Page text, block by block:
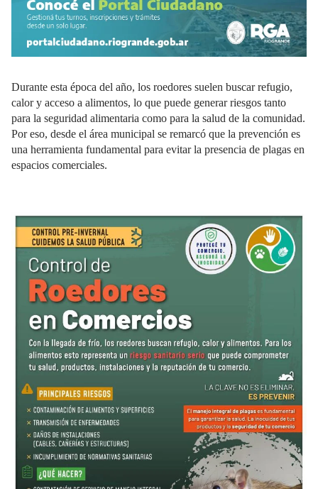
Durante esta época del año, los roedores suelen buscar refugio,
calor y acceso a alimentos, lo que puede generar riesgos tanto
para la seguridad alimentaria como para la salud de la comunidad.
Por eso, desde el área municipal se remarcó que la prevención es
una herramienta fundamental para evitar la presencia de plagas en
espacios comerciales.